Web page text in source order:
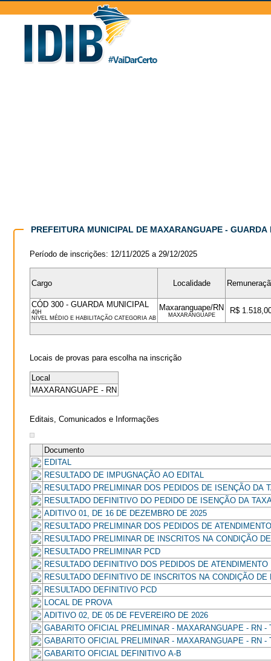
PREFEITURA MUNICIPAL DE MAXARANGUAPE - GUARDA
Período de inscrições: 12/11/2025 a 29/12/2025
Cargo Localidade
CÓD 300 - GUARDA MUNICIPAL
40H
NÍVEL MÉDIO E HABILITAÇÃO CATEGORIA AB
Maxaranguape/RN
MAXARANGUAPE R$
Locais de provas para escolha na inscrição
Local
MAXARANGUAPE - RN
Editais, Comunicados e Informações
Documento
EDITAL
RESULTADO DE IMPUGNAÇÃO AO EDITAL
RESULTADO PRELIMINAR DOS PEDIDOS DE ISENÇÃO DA
RESULTADO DEFINITIVO DO PEDIDO DE ISENÇÃO DA
ADITIVO 01, DE 16 DE DEZEMBRO DE 2025
RESULTADO PRELIMINAR DOS PEDIDOS DE
RESULTADO PRELIMINAR DE INSCRITOS NA CONDIÇÃO
RESULTADO PRELIMINAR PCD
RESULTADO DEFINITIVO DOS PEDIDOS DE
RESULTADO DEFINITIVO DE INSCRITOS NA CONDIÇÃO
RESULTADO DEFINITIVO PCD
LOCAL DE PROVA
ADITIVO 02, DE 05 DE FEVEREIRO DE 2026
GABARITO OFICIAL PRELIMINAR - MAXARANGUAPE - RN -
GABARITO OFICIAL PRELIMINAR - MAXARANGUAPE - RN -
GABARITO OFICIAL DEFINITIVO A-B